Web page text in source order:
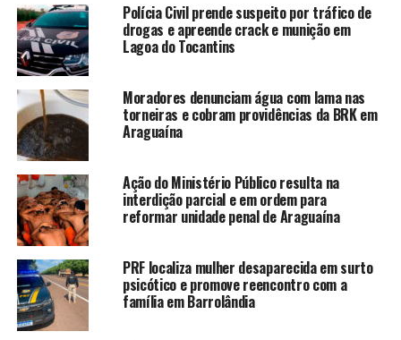
Polícia Civil prende suspeito por tráfico de
drogas e apreende crack e munição em
Lagoa do Tocantins
Moradores denunciam água com lama nas
torneiras e cobram providências da BRK em
Araguaína
Ação do Ministério Público resulta na
interdição parcial e em ordem para
reformar unidade penal de Araguaína
PRF localiza mulher desaparecida em surto
psicótico e promove reencontro com a
família em Barrolândia